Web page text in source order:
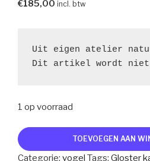
€185,00 incl. btw
Uit eigen atelier
Dit artikel wordt niet
1 op voorraad
Gloster
kanarie
TOEVOEGEN AAN
Categorie: vogel Tags: Gloster